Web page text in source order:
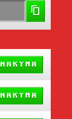
NÄKYMÄ
NÄKYMÄ